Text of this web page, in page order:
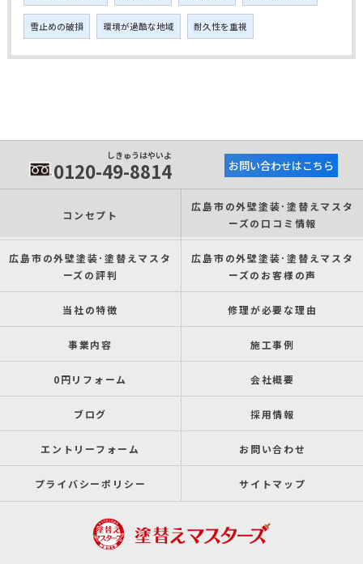
雪止めの破損 環境が過酷な地域 耐久性を重視
しきゅうはやいよ
0120-49-8814 お問い合わせはこちら
コンセプト
広島市の外壁塗装･塗替えマスタ
ーズの口コミ情報
広島市の外壁塗装･塗替えマスタ
ーズの評判
広島市の外壁塗装･塗替えマスタ
ーズのお客様の声
当社の特徴 修理が必要な理由
事業内容 施工事例
0円リフォーム 会社概要
ブログ 採用情報
エントリーフォーム お問い合わせ
プライバシーポリシー サイトマップ